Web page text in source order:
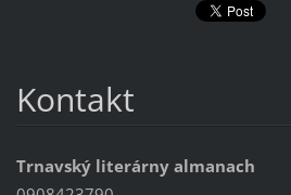
Kontakt
Trnavský literárny almanach